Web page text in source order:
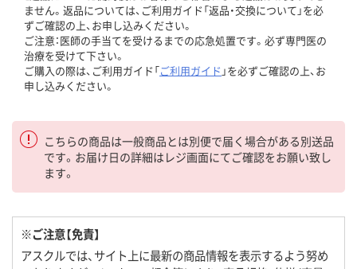
ません。返品については、ご利用ガイド「返品・交換について」を必
ずご確認の上、お申し込みください。
ご注意：医師の手当てを受けるまでの応急処置です。必ず専門医の
治療を受けて下さい。
ご購入の際は、ご利用ガイド「ご利用ガイド 」を必ずご確認の上、お
申し込みください。
こちらの商品は一般商品とは別便で届く場合がある別送品
です。お届け日の詳細はレジ画面にてご確認をお願い致し
ます。
※ご注意【免責】
アスクルでは、サイト上に最新の商品情報を表示するよう努め